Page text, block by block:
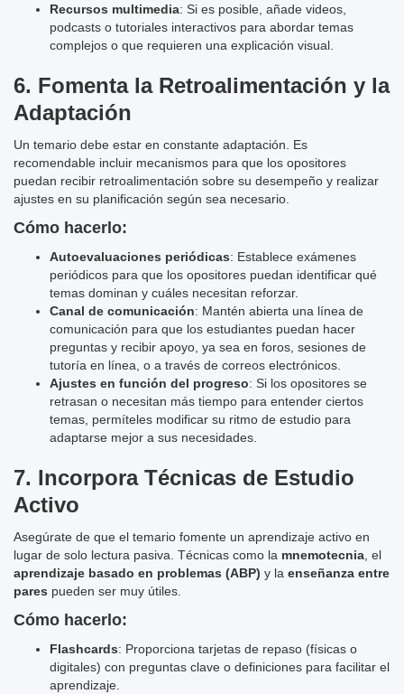
Recursos multimedia: Si es posible, añade videos,
podcasts o tutoriales interactivos para abordar temas
complejos o que requieren una explicación visual.
6. Fomenta la Retroalimentación y la
Adaptación
Un temario debe estar en constante adaptación. Es
recomendable incluir mecanismos para que los opositores
puedan recibir retroalimentación sobre su desempeño y realizar
ajustes en su planificación según sea necesario.
Cómo hacerlo:
Autoevaluaciones periódicas: Establece exámenes
periódicos para que los opositores puedan identificar qué
temas dominan y cuáles necesitan reforzar.
Canal de comunicación: Mantén abierta una línea de
comunicación para que los estudiantes puedan hacer
preguntas y recibir apoyo, ya sea en foros, sesiones de
tutoría en línea, o a través de correos electrónicos.
Ajustes en función del progreso: Si los opositores se
retrasan o necesitan más tiempo para entender ciertos
temas, permíteles modificar su ritmo de estudio para
adaptarse mejor a sus necesidades.
7. Incorpora Técnicas de Estudio
Activo
Asegúrate de que el temario fomente un aprendizaje activo en
lugar de solo lectura pasiva. Técnicas como la mnemotecnia, el
aprendizaje basado en problemas (ABP) y la enseñanza entre
pares pueden ser muy útiles.
Cómo hacerlo:
Flashcards: Proporciona tarjetas de repaso (físicas o
digitales) con preguntas clave o definiciones para facilitar el
aprendizaje.